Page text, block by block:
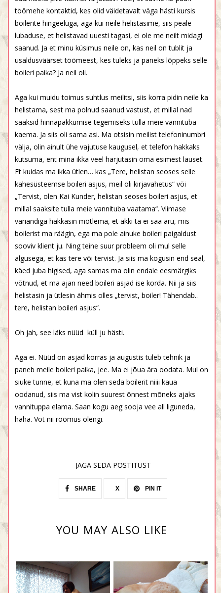
töömehe kontaktid, kes olid väidetavalt väga hästi kursis
boilerite hingeeluga, aga kui neile helistasime, siis peale
lubaduse, et helistavad uuesti tagasi, ei ole me neilt midagi
saanud. Ja et minu küsimus neile on, kas neil on tublit ja
usaldusväärset töömeest, kes tuleks ja paneks lõppeks selle
boileri paika? Ja neil oli.
Aga kui muidu toimus suhtlus meilitsi, siis korra pidin neile ka
helistama, sest ma polnud saanud vastust, et millal nad
saaksid hinnapakkumise tegemiseks tulla meie vannituba
kaema. Ja siis oli sama asi. Ma otsisin meilist telefoninumbri
välja, olin ainult ühe vajutuse kaugusel, et telefon hakkaks
kutsuma, ent mina ikka veel harjutasin oma esimest lauset.
Et kuidas ma ikka ütlen… kas „Tere, helistan seoses selle
kahesüsteemse boileri asjus, meil oli kirjavahetus“ või
„Tervist, olen Kai Kunder, helistan seoses boileri asjus, et
millal saaksite tulla meie vannituba vaatama“. Viimase
variandiga hakkasin mõtlema, et äkki ta ei saa aru, mis
boilerist ma räägin, ega ma pole ainuke boileri paigaldust
sooviv klient ju. Ning teine suur probleem oli mul selle
algusega, et kas tere või tervist. Ja siis ma kogusin end seal,
käed juba higised, aga samas ma olin endale eesmärgiks
võtnud, et ma ajan need boileri asjad ise korda. Nii ja siis
helistasin ja ütlesin ähmis olles „tervist, boiler! Tähendab..
tere, helistan boileri asjus“.
Oh jah, see läks nüüd küll ju hästi.
Aga ei. Nüüd on asjad korras ja augustis tuleb tehnik ja
paneb meile boileri paika, jee. Ma ei jõua ära oodata. Mul on
siuke tunne, et kuna ma olen seda boilerit niiii kaua
oodanud, siis ma vist kolin suurest õnnest mõneks ajaks
vannituppa elama. Saan kogu aeg sooja vee all liguneda,
haha. Vot nii rõõmus olengi.
JAGA SEDA POSTITUST
SHARE X PIN IT
YOU MAY ALSO LIKE